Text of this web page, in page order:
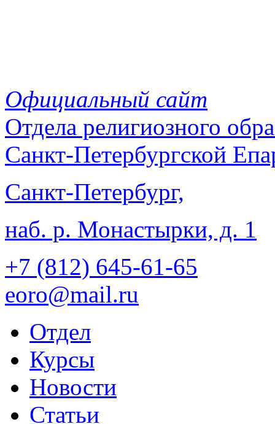
Официальный сайт
Отдела религиозного
Санкт-Петербургской
Санкт-Петербург,
наб. р. Монастырки, д. 1
+7 (812) 645-61-65
eoro@mail.ru
Отдел
Курсы
Новости
Статьи